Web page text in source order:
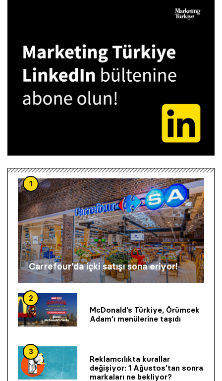
1
Carrefour’da içki satışı sona eriyor!
2
McDonald’s Türkiye, Örümcek
Adam’ı menülerine taşıdı
3
Reklamcılıkta kurallar
değişiyor: 1 Ağustos’tan sonra
markaları ne bekliyor?